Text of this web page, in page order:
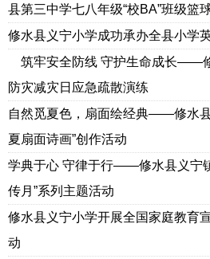
县第三中学七八年级“校BA”班级篮
修水县义宁小学成功承办全县小学
筑牢安全防线 守护生命成长——
防灾减灾日应急疏散演练
自然觅夏色，扇面绘经典——修水
夏扇面诗画”创作活动
学典于心 守律于行——修水县义宁
传月”系列主题活动
修水县义宁小学开展全国家庭教育
动